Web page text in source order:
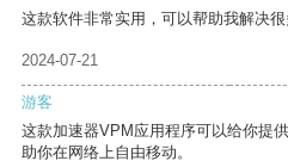
这款软件非常实用，可以帮助我解决很
2024-07-21
游客
这款加速器VPM应用程序可以给你提
助你在网络上自由移动。